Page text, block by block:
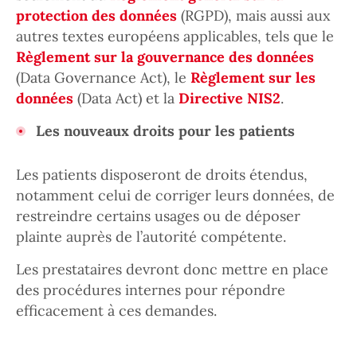
protection des données (RGPD), mais aussi aux
autres textes européens applicables, tels que le
Règlement sur la gouvernance des données
(Data Governance Act), le Règlement sur les
données (Data Act) et la Directive NIS2.
Les nouveaux droits pour les patients
Les patients disposeront de droits étendus,
notamment celui de corriger leurs données, de
restreindre certains usages ou de déposer
plainte auprès de l’autorité compétente.
Les prestataires devront donc mettre en place
des procédures internes pour répondre
efficacement à ces demandes.